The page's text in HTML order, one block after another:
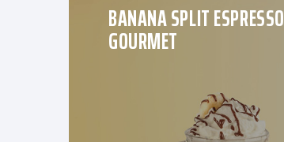
BANANA SPLIT ESPRESSO
GOURMET